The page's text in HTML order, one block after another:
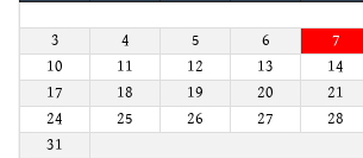
3
4 5 6 7
10
11 12 13 14
17
18 19 20 21
24
25 26 27 28
31